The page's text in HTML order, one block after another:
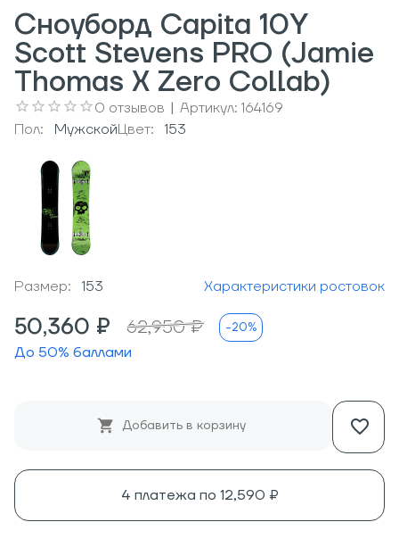
Сноуборд Capita 10Y
Scott Stevens PRO (Jamie
Thomas X Zero Collab)
0 отзывов | Артикул: 164169
Пол:
МужcкойЦвет: 153
Размер: 153 Характеристики ростовок
50,360 ₽ 62,950 ₽ -20%
До 50% баллами
Добавить в корзину
4 платежа по 12,590 ₽